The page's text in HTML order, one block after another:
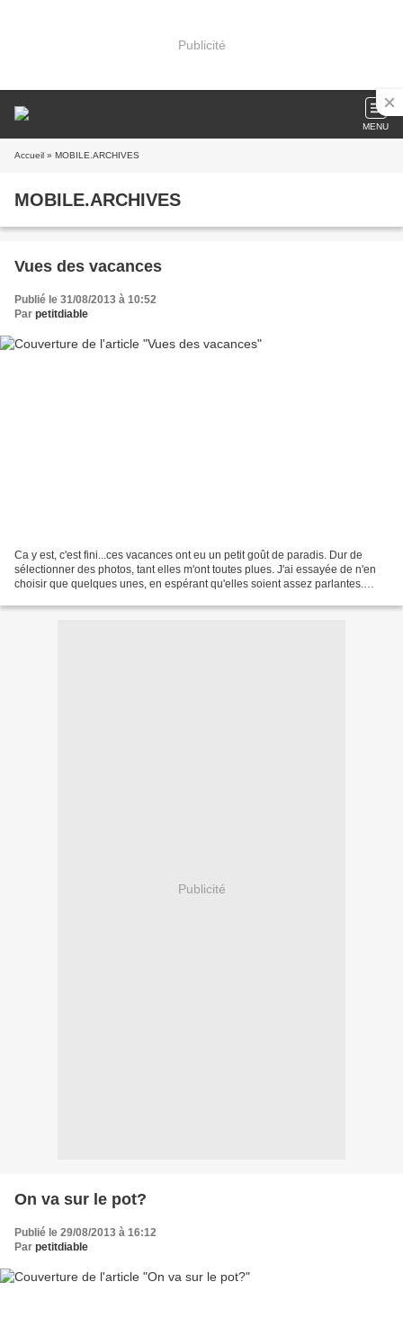
Publicité
MENU
Accueil » MOBILE.ARCHIVES
MOBILE.ARCHIVES
Vues des vacances
Publié le 31/08/2013 à 10:52
Par petitdiable
Ca y est, c'est fini...ces vacances ont eu un petit goût de paradis. Dur de
sélectionner des photos, tant elles m'ont toutes plues. J'ai essayée de n'en
choisir que quelques unes, en espérant qu'elles soient assez parlantes.
Publicité
On va sur le pot?
Publié le 29/08/2013 à 16:12
Par petitdiable